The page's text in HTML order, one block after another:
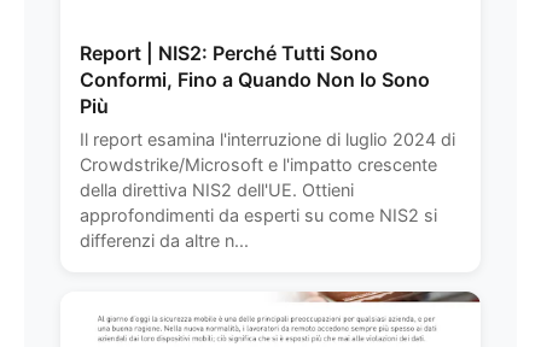
Report | NIS2: Perché Tutti Sono
Conformi, Fino a Quando Non lo Sono
Più
Il report esamina l'interruzione di luglio 2024 di
Crowdstrike/Microsoft e l'impatto crescente
della direttiva NIS2 dell'UE. Ottieni
approfondimenti da esperti su come NIS2 si
differenzi da altre n...